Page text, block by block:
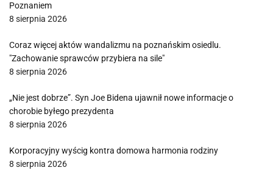
Poznaniem
8 sierpnia 2026
Coraz więcej aktów wandalizmu na poznańskim osiedlu.
"Zachowanie sprawców przybiera na sile"
8 sierpnia 2026
„Nie jest dobrze”. Syn Joe Bidena ujawnił nowe informacje o
chorobie byłego prezydenta
8 sierpnia 2026
Korporacyjny wyścig kontra domowa harmonia rodziny
8 sierpnia 2026